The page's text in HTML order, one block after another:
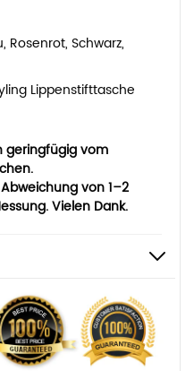
Rosenrot, Schwarz,
Lippenstifttasche
geringfügig vom
von 1–2
Vielen Dank.